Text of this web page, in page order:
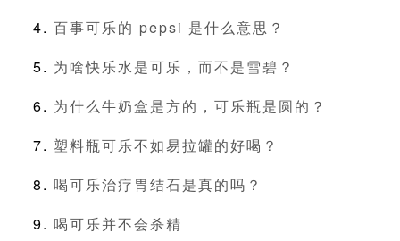
百事可乐的 pepsi 是什么意思？
为啥快乐水是可乐，而不是雪碧？
为什么牛奶盒是方的，可乐瓶是圆的？
塑料瓶可乐不如易拉罐的好喝？
喝可乐治疗胃结石是真的吗？
喝可乐并不会杀精